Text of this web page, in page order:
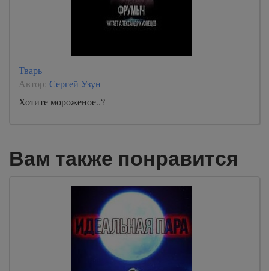
Тварь
Автор: Сергей Узун
Хотите мороженое..?
Вам также понравится